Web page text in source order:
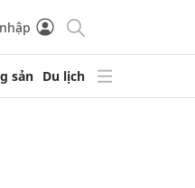
sản Du lịch